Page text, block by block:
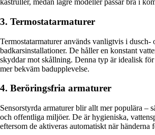
kastruller, medan lägre modeller passar bra i
3. Termostatarmaturer
Termostatarmaturer används vanligtvis i dusch-
badkarsinstallationer. De håller en konstant
skyddar mot skållning. Denna typ är idealisk
mer bekväm badupplevelse.
4. Beröringsfria armaturer
Sensorstyrda armaturer blir allt mer populära –
och offentliga miljöer. De är hygieniska,
eftersom de aktiveras automatiskt när händerna